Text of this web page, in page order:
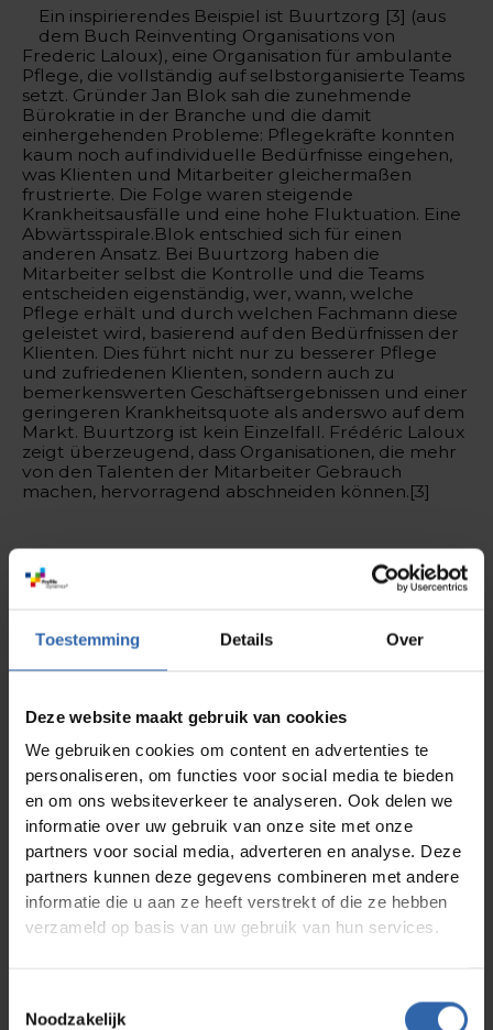
Toestemming Details Over
Deze website maakt gebruik van cookies
We gebruiken cookies om content en advertenties te
personaliseren, om functies voor social media te bieden
en om ons websiteverkeer te analyseren. Ook delen we
informatie over uw gebruik van onze site met onze
partners voor social media, adverteren en analyse. Deze
partners kunnen deze gegevens combineren met andere
informatie die u aan ze heeft verstrekt of die ze hebben
verzameld op basis van uw gebruik van hun services.
Noodzakelijk
Ein inspirierendes Beispiel ist Buurtzorg [3] (aus
dem Buch Reinventing Organisations von
Frederic Laloux), eine Organisation für ambulante
Pflege, die vollständig auf selbstorganisierte Teams
setzt. Gründer Jan Blok sah die zunehmende
Bürokratie in der Branche und die damit
einhergehenden Probleme: Pflegekräfte konnten
kaum noch auf individuelle Bedürfnisse eingehen,
was Klienten und Mitarbeiter gleichermaßen
frustrierte. Die Folge waren steigende
Krankheitsausfälle und eine hohe Fluktuation. Eine
Abwärtsspirale.Blok entschied sich für einen
anderen Ansatz. Bei Buurtzorg haben die
Mitarbeiter selbst die Kontrolle und die Teams
entscheiden eigenständig, wer, wann, welche
Pflege erhält und durch welchen Fachmann diese
geleistet wird, basierend auf den Bedürfnissen der
Klienten. Dies führt nicht nur zu besserer Pflege
und zufriedenen Klienten, sondern auch zu
bemerkenswerten Geschäftsergebnissen und einer
geringeren Krankheitsquote als anderswo auf dem
Markt. Buurtzorg ist kein Einzelfall. Frédéric Laloux
zeigt überzeugend, dass Organisationen, die mehr
von den Talenten der Mitarbeiter Gebrauch
machen, hervorragend abschneiden können.[3]
Manager müssen loslassen und
Doch die Umstellung auf mehr Selbstständigkeit ist
beobachtet, dass Manager oft mit der wachsenden
Komplexität und dem notwendigen Wandel
kämpfen. „Manager müssen loslassen und darauf
vertrauen, dass die Teams die richtigen
Entscheidungen treffen. Doch hierarchisches
Denken blockiert diesen Prozess häufig“, erklärt sie.
Wenn Manager den Überblick verlieren, behindern
sie oft unbewusst die Eigeninitiative der Mitarbeiter
– ein Frustfaktor für alle
Beteiligten.Selbstorganisation erfordert Mut und
ein Umdenken – sowohl bei Führungskräften als
auch bei Mitarbeitern. Nicht jeder will oder kann
verdienen den nötigen Freiraum. Dies verlangt eine
neue Rolle für Manager: weniger Kontrolle, mehr